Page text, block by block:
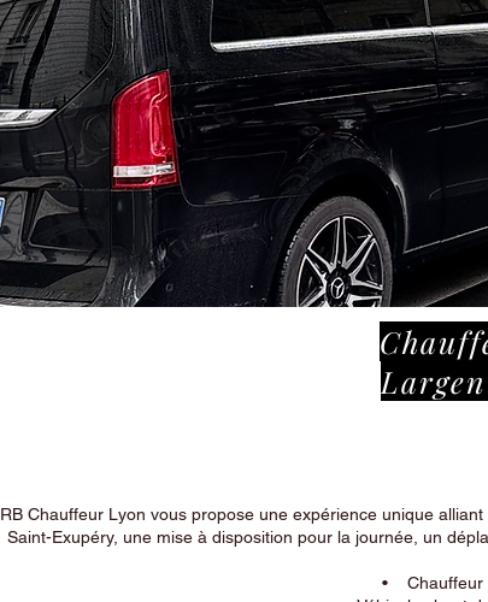
RB Chauffeur Lyon vous propose une expérience unique
Saint-Exupéry, une mise à disposition pour la journée, un
• Chauffeur